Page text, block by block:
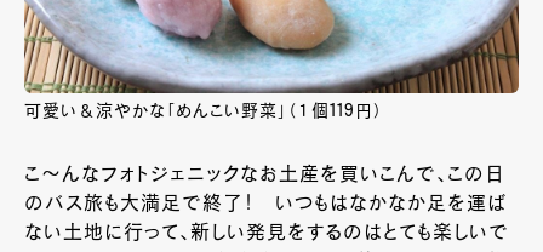
可愛い＆涼やかな「めんこい野菜」（１個119円）
こ～んなフォトジェニックなお土産を買いこんで、この日
のバス旅も大満足で終了！ いつもはなかなか足を運ば
ない土地に行って、新しい発見をするのはとても楽しいで